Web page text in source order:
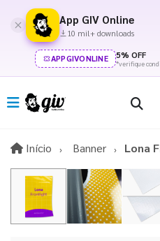
App GIV Online
10 mil+ downloads
APPGIVONLINE 5% OFF
*verifique
Início InícioBanner Lona